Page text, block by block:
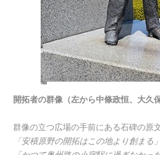
開拓者の群像（左から中條政恒、大久
群像の立つ広場の手前にある石碑の原
「安積原野の開拓はこの地より創まる」